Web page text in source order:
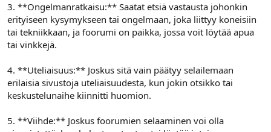
3. **Ongelmanratkaisu:** Saatat etsiä vastausta johonkin
erityiseen kysymykseen tai ongelmaan, joka liittyy koneisiin
tai tekniikkaan, ja foorumi on paikka, jossa voit löytää apua
tai vinkkejä.
4. **Uteliaisuus:** Joskus sitä vain päätyy selailemaan
erilaisia sivustoja uteliaisuudesta, kun jokin otsikko tai
keskustelunaihe kiinnitti huomion.
5. **Viihde:** Joskus foorumien selaaminen voi olla